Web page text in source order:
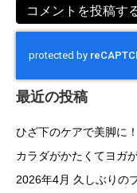
最近の投稿
ひざ下のケアで美脚に！
カラダがかたくてヨガ
2026年4月 久しぶりの